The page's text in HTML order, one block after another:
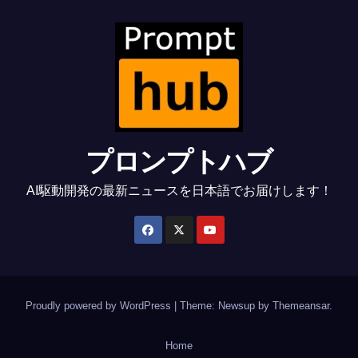
プロンプトハブ
AI駆動開発の最新ニュースを日本語でお届けします！
Proudly powered by WordPress Theme: Newsup by Themeansar.
Home